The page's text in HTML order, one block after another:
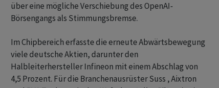
über eine mögliche Verschiebung des OpenAI-
Börsengangs als Stimmungsbremse.
Im Chipbereich erfasste die erneute Abwärtsbewegung
viele deutsche Aktien, darunter den
Halbleiterhersteller Infineon mit einem Abschlag von
4,5 Prozent. Für die Branchenausrüster Suss , Aixtron